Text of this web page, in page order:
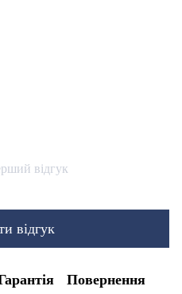
відгук
відгук
Повернення